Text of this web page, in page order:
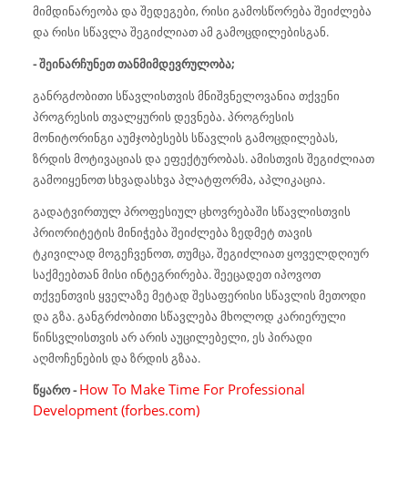
მიმდინარეობა და შედეგები, რისი გამოსწორება შეიძლება
და რისი სწავლა შეგიძლიათ ამ გამოცდილებისგან.
- შეინარჩუნეთ თანმიმდევრულობა;
განრგძობითი სწავლისთვის მნიშვნელოვანია თქვენი
პროგრესის თვალყურის დევნება. პროგრესის
მონიტორინგი აუმჯობესებს სწავლის გამოცდილებას,
ზრდის მოტივაციას და ეფექტურობას. ამისთვის შეგიძლიათ
გამოიყენოთ სხვადასხვა პლატფორმა, აპლიკაცია.
გადატვირთულ პროფესიულ ცხოვრებაში სწავლისთვის
პრიორიტეტის მინიჭება შეიძლება ზედმეტ თავის
ტკივილად მოგეჩვენოთ, თუმცა, შეგიძლიათ ყოველდღიურ
საქმეებთან მისი ინტეგრირება. შეეცადეთ იპოვოთ
თქვენთვის ყველაზე მეტად შესაფერისი სწავლის მეთოდი
და გზა. განგრძობითი სწავლება მხოლოდ კარიერული
წინსვლისთვის არ არის აუცილებელი, ეს პირადი
აღმოჩენების და ზრდის გზაა.
წყარო -How To Make Time For Professional
Development (forbes.com)